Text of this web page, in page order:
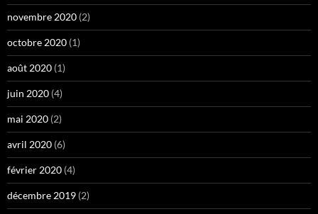
novembre 2020 (2)
octobre 2020 (1)
août 2020 (1)
juin 2020 (4)
mai 2020 (2)
avril 2020 (6)
février 2020 (4)
décembre 2019 (2)